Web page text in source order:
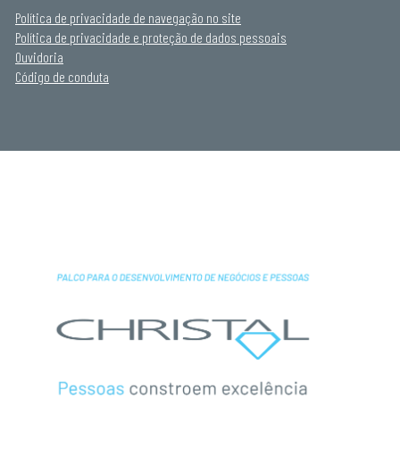
Política de privacidade de navegação no site
Política de privacidade e proteção de dados pessoais
Ouvidoria
Código de conduta